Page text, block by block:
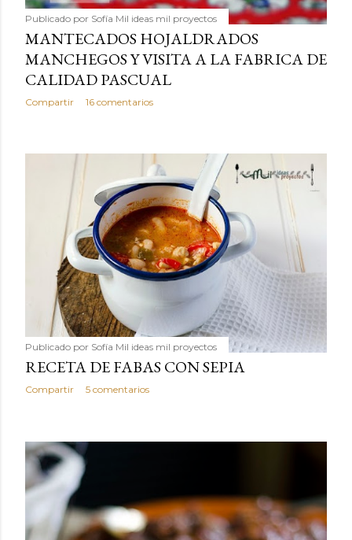
Publicado por Sofía Mil ideas mil proyectos
MANTECADOS HOJALDRADOS
MANCHEGOS Y VISITA A LA FABRICA DE
CALIDAD PASCUAL
Compartir 16 comentarios
Publicado por Sofía Mil ideas mil proyectos
RECETA DE FABAS CON SEPIA
Compartir 5 comentarios